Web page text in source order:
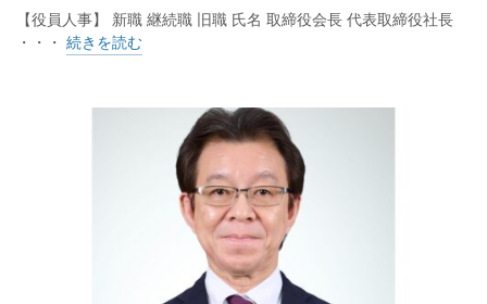
【役員人事】 新職 継続職 旧職 氏名 取締役会長 代表取締役社長
・・・ 続きを読む